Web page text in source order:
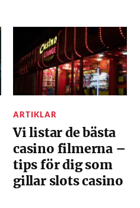
ARTIKLAR
Vi listar de bästa
casino filmerna –
tips för dig som
gillar slots casino